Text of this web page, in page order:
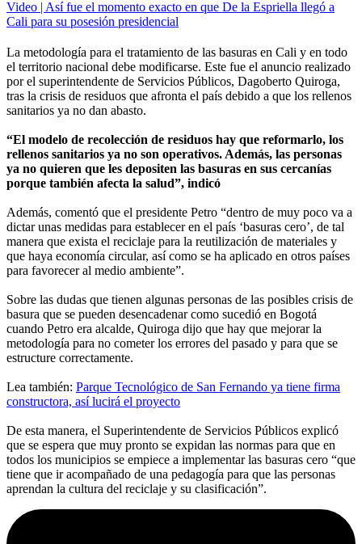
Video | Así fue el momento exacto en que De la Espriella llegó a
Cali para su posesión presidencial
La metodología para el tratamiento de las basuras en Cali y en todo
el territorio nacional debe modificarse. Este fue el anuncio realizado
por el superintendente de Servicios Públicos, Dagoberto Quiroga,
tras la crisis de residuos que afronta el país debido a que los rellenos
sanitarios ya no dan abasto.
“El modelo de recolección de residuos hay que reformarlo, los
rellenos sanitarios ya no son operativos. Además, las personas
ya no quieren que les depositen las basuras en sus cercanías
porque también afecta la salud”, indicó
Además, comentó que el presidente Petro “dentro de muy poco va a
dictar unas medidas para establecer en el país ‘basuras cero’, de tal
manera que exista el reciclaje para la reutilización de materiales y
que haya economía circular, así como se ha aplicado en otros países
para favorecer al medio ambiente”.
Sobre las dudas que tienen algunas personas de las posibles crisis de
basura que se pueden desencadenar como sucedió en Bogotá
cuando Petro era alcalde, Quiroga dijo que hay que mejorar la
metodología para no cometer los errores del pasado y para que se
estructure correctamente.
Lea también: Parque Tecnológico de San Fernando ya tiene firma
constructora, así lucirá el proyecto
De esta manera, el Superintendente de Servicios Públicos explicó
que se espera que muy pronto se expidan las normas para que en
todos los municipios se empiece a implementar las basuras cero “que
tiene que ir acompañado de una pedagogía para que las personas
aprendan la cultura del reciclaje y su clasificación”.